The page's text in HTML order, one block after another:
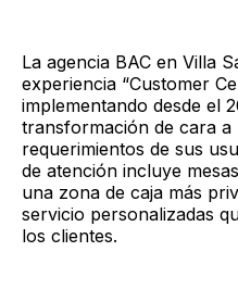
La agencia BAC en Villa
experiencia “Customer
implementando desde el
transformación de cara a
requerimientos de sus
de atención incluye
una zona de caja más
servicio personalizadas
los clientes.